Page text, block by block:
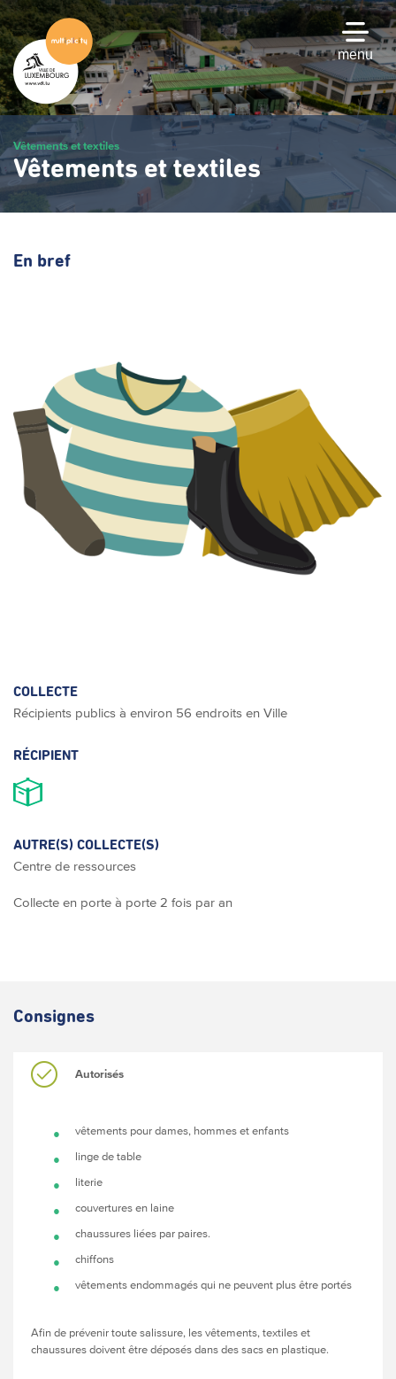
Passer
au
contenu
principal
menu
Vêtements et textiles
Vêtements et textiles
En bref
COLLECTE
Récipients publics à environ 56 endroits en Ville
RÉCIPIENT
AUTRE(S) COLLECTE(S)
Centre de ressources
Collecte en porte à porte 2 fois par an
Consignes
Autorisés
vêtements pour dames, hommes et enfants
linge de table
literie
couvertures en laine
chaussures liées par paires.
chiffons
vêtements endommagés qui ne peuvent plus être portés
Afin de prévenir toute salissure, les vêtements, textiles et
chaussures doivent être déposés dans des sacs en plastique.